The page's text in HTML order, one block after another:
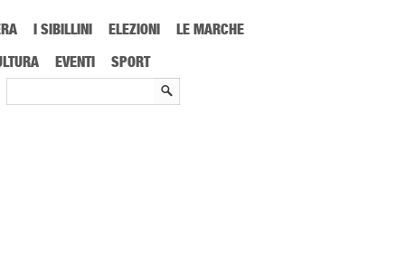
I SIBILLINI ELEZIONI
LE MARCHE
EVENTI SPORT